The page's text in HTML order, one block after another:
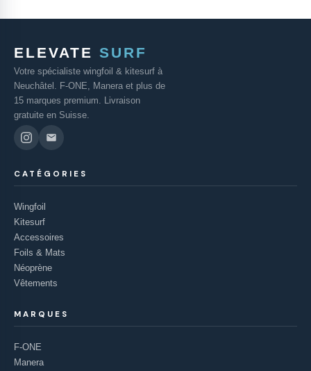
ELEVATE SURF
Votre spécialiste wingfoil & kitesurf à
Neuchâtel. F-ONE, Manera et plus de
15 marques premium. Livraison
gratuite en Suisse.
CATÉGORIES
Wingfoil
Kitesurf
Accessoires
Foils & Mats
Néoprène
Vêtements
MARQUES
F-ONE
Manera